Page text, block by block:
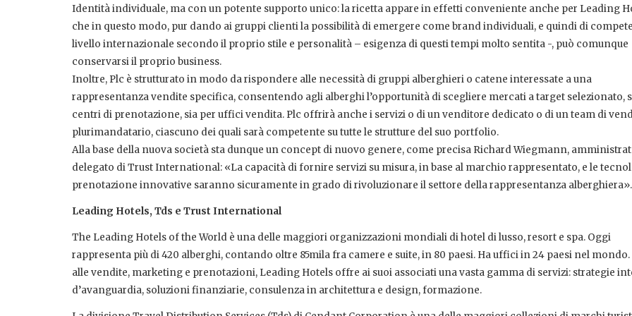
Identità individuale, ma con un potente supporto unico: la ricetta appare in effetti conveniente anche per Leading
che in questo modo, pur dando ai gruppi clienti la possibilità di emergere come brand individuali, e quindi di
livello internazionale secondo il proprio stile e personalità – esigenza di questi tempi molto sentita -, può comunque
conservarsi il proprio business.
Inoltre, Plc è strutturato in modo da rispondere alle necessità di gruppi alberghieri o catene interessate a una
rappresentanza vendite specifica, consentendo agli alberghi l’opportunità di scegliere mercati a target selezionato,
centri di prenotazione, sia per uffici vendita. Plc offrirà anche i servizi o di un venditore dedicato o di un team di
plurimandatario, ciascuno dei quali sarà competente su tutte le strutture del suo portfolio.
Alla base della nuova società sta dunque un concept di nuovo genere, come precisa Richard Wiegmann,
delegato di Trust International: «La capacità di fornire servizi su misura, in base al marchio rappresentato, e le
prenotazione innovative saranno sicuramente in grado di rivoluzionare il settore della rappresentanza alberghiera».
Leading Hotels, Tds e Trust International
The Leading Hotels of the World è una delle maggiori organizzazioni mondiali di hotel di lusso, resort e spa. Oggi
rappresenta più di 420 alberghi, contando oltre 85mila fra camere e suite, in 80 paesi. Ha uffici in 24 paesi nel
alle vendite, marketing e prenotazioni, Leading Hotels offre ai suoi associati una vasta gamma di servizi: strategie
d’avanguardia, soluzioni finanziarie, consulenza in architettura e design, formazione.